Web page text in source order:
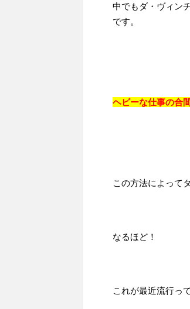
中でもダ・ヴィン
です。
ヘビーな仕事の合
この方法によって
なるほど！
これが最近流行っ